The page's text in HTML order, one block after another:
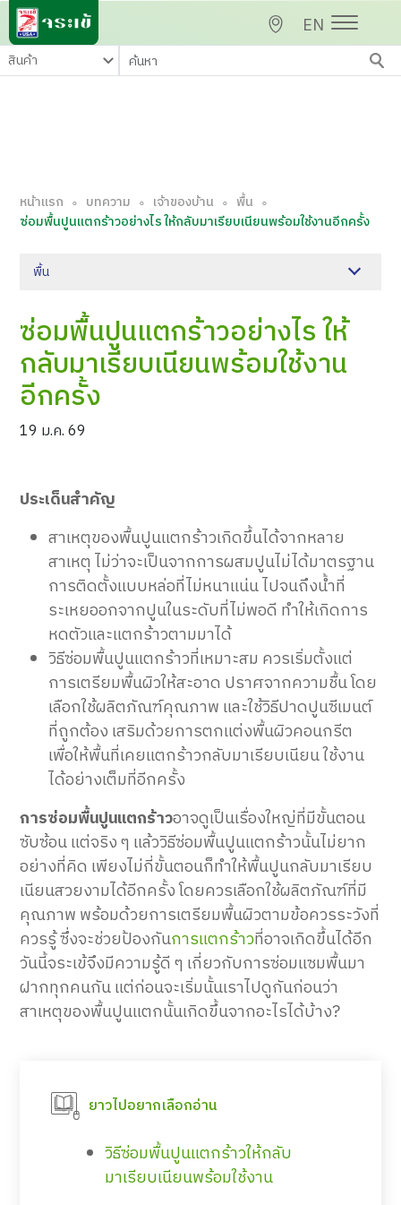
EN
หน้าแรก ∘ บทความ ∘ เจ้าของบ้าน ∘ พื้น ∘
ซ่อมพื้นปูนแตกร้าวอย่างไร ให้กลับมาเรียบเนียนพร้อมใช้งานอีกครั้ง
พื้น
ซ่อมพื้นปูนแตกร้าวอย่างไร ให้
กลับมาเรียบเนียนพร้อมใช้งาน
อีกครั้ง
19 ม.ค. 69
ประเด็นสำคัญ
สาเหตุของพื้นปูนแตกร้าวเกิดขึ้นได้จากหลาย
สาเหตุ ไม่ว่าจะเป็นจากการผสมปูนไม่ได้มาตรฐาน
การติดตั้งแบบหล่อที่ไม่หนาแน่น ไปจนถึงน้ำที่
ระเหยออกจากปูนในระดับที่ไม่พอดี ทำให้เกิดการ
หดตัวและแตกร้าวตามมาได้
วิธีซ่อมพื้นปูนแตกร้าวที่เหมาะสม ควรเริ่มตั้งแต่
การเตรียมพื้นผิวให้สะอาด ปราศจากความชื้น โดย
เลือกใช้ผลิตภัณฑ์คุณภาพ และใช้วิธีปาดปูนซีเมนต์
ที่ถูกต้อง เสริมด้วยการตกแต่งพื้นผิวคอนกรีต
เพื่อให้พื้นที่เคยแตกร้าวกลับมาเรียบเนียน ใช้งาน
ได้อย่างเต็มที่อีกครั้ง
การซ่อมพื้นปูนแตกร้าวอาจดูเป็นเรื่องใหญ่ที่มีขั้นตอน
ซับซ้อน แต่จริง ๆ แล้ววิธีซ่อมพื้นปูนแตกร้าวนั้นไม่ยาก
อย่างที่คิด เพียงไม่กี่ขั้นตอนก็ทำให้พื้นปูนกลับมาเรียบ
เนียนสวยงามได้อีกครั้ง โดยควรเลือกใช้ผลิตภัณฑ์ที่มี
คุณภาพ พร้อมด้วยการเตรียมพื้นผิวตามข้อควรระวังที่
ควรรู้ ซึ่งจะช่วยป้องกันการแตกร้าวที่อาจเกิดขึ้นได้อีก
วันนี้จระเข้จึงมีความรู้ดี ๆ เกี่ยวกับการซ่อมแซมพื้นมา
ฝากทุกคนกัน แต่ก่อนจะเริ่มนั้นเราไปดูกันก่อนว่า
สาเหตุของพื้นปูนแตกนั้นเกิดขึ้นจากอะไรได้บ้าง?
ยาวไปอยากเลือกอ่าน
วิธีซ่อมพื้นปูนแตกร้าวให้กลับ
มาเรียบเนียนพร้อมใช้งาน